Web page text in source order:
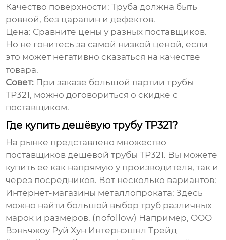
Качество поверхности: Труба должна быть
ровной, без царапин и дефектов.
Цена: Сравните цены у разных поставщиков.
Но не гонитесь за самой низкой ценой, если
это может негативно сказаться на качестве
товара.
Совет: При заказе большой партиитрубы
TP321, можно договориться о скидке с
поставщиком.
Где купить дешёвую трубу TP321?
На рынке представлено множество
поставщиковдешевой трубы TP321. Вы можете
купить ее как напрямую у производителя, так и
через посредников. Вот несколько вариантов:
Интернет-магазины металлопроката: Здесь
можно найти большой выбор труб различных
марок и размеров. (nofollow) Например, ООО
Вэньчжоу Руй Хун Интернэшнл Трейд